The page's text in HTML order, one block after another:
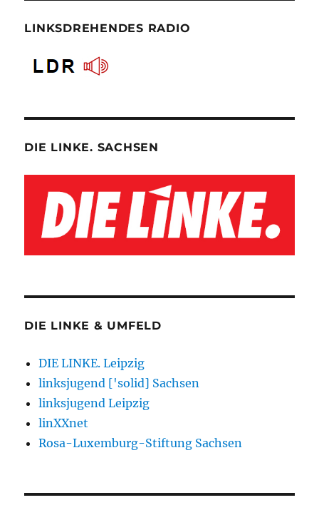
LINKSDREHENDES RADIO
DIE LINKE. SACHSEN
DIE LINKE & UMFELD
DIE LINKE. Leipzig
linksjugend ['solid] Sachsen
linksjugend Leipzig
linXXnet
Rosa-Luxemburg-Stiftung Sachsen